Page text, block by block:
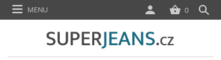
0
MENU